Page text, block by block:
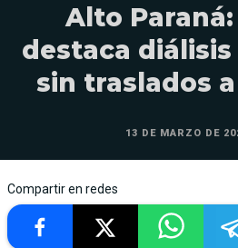
Alto
destaca diálisis
sin traslados
13 DE MARZO DE
Compartir en redes